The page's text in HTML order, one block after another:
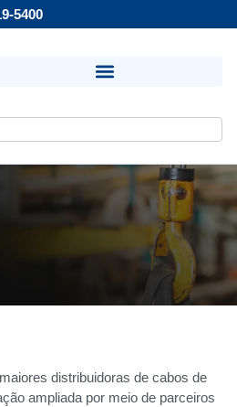
5400
distribuidoras de cabos de
ampliada por meio de parceiros